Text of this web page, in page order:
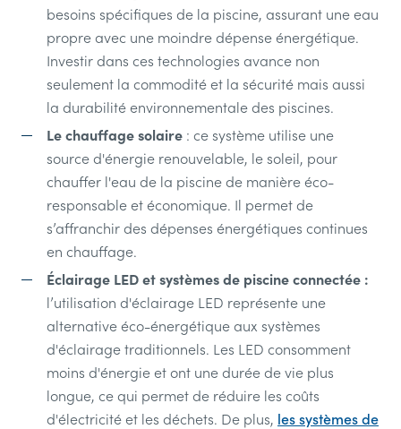
besoins spécifiques de la piscine, assurant une eau
propre avec une moindre dépense énergétique.
Investir dans ces technologies avance non
seulement la commodité et la sécurité mais aussi
la durabilité environnementale des piscines.
Le chauffage solaire : ce système utilise une
source d'énergie renouvelable, le soleil, pour
chauffer l'eau de la piscine de manière éco-
responsable et économique. Il permet de
s’affranchir des dépenses énergétiques continues
en chauffage.
Éclairage LED et systèmes de piscine connectée :
l’utilisation d'éclairage LED représente une
alternative éco-énergétique aux systèmes
d'éclairage traditionnels. Les LED consomment
moins d'énergie et ont une durée de vie plus
longue, ce qui permet de réduire les coûts
d'électricité et les déchets. De plus, les systèmes de